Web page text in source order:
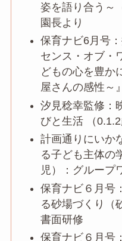
姿を語り合う～
園長より
保育ナビ6月号
センス・オブ・
どもの心を豊か
屋さんの感性～
汐見稔幸監修：
びと生活 （
計画通りにいか
る子ども主体の
児）：グループ
保育ナビ６月号
る砂場づくり（
書面研修
保育ナビ６月号